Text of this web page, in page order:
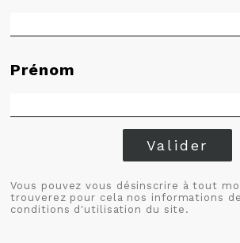
Prénom
Valider
Vous pouvez vous désinscrire à tout
trouverez pour cela nos informations
conditions d'utilisation du site.